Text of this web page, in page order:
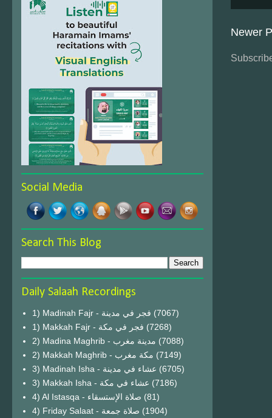
Newer
Social Media
Search This Blog
Daily Salaah Recordings
1) Madinah Fajr - فجر في مدينة (7067)
1) Makkah Fajr - فجر في مكة (7268)
2) Madina Maghrib - مدينة مغرب (7088)
2) Makkah Maghrib - مكة مغرب (7149)
3) Madinah Isha - عشاء في مدينة (6705)
3) Makkah Isha - عشاء في مكة (7186)
4) Al Istasqa - صلاة الإستسقاء (81)
4) Friday Salaat - صلاة جمعة (1904)